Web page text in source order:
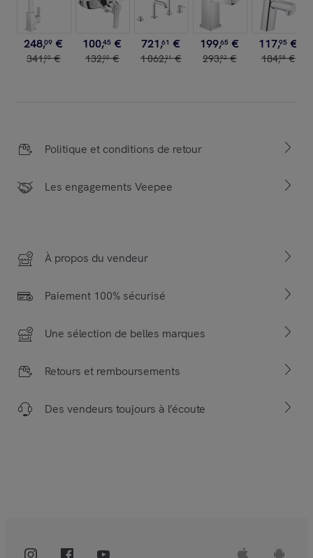
248,09 €
341,00 €
100,45 €
132,00 €
721,61 €
1062,31 €
199,65 €
293,92 €
117,95 €
184,58 €
Politique et conditions de retour
Les engagements Veepee
À propos du vendeur
Paiement 100% sécurisé
Une sélection de belles marques
Retours et remboursements
Des vendeurs toujours à l’écoute